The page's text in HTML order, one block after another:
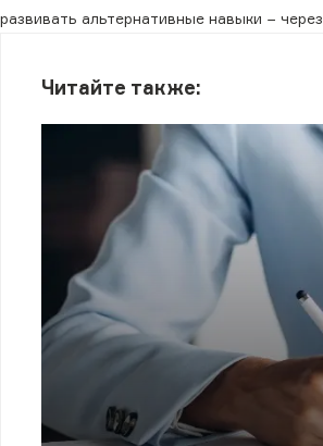
развивать альтернативные навыки −
Читайте также: